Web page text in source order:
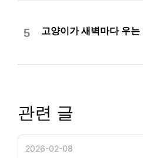
5 고양이가 새벽마다 우는
관련 글
2026-02-08